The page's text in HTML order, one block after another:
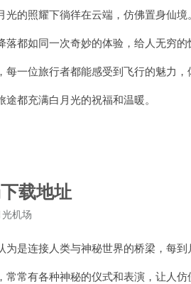
的照耀下徜徉在云端，仿佛置身仙境。
都如同一次奇妙的体验，给人无穷的
一位旅行者都能感受到飞行的魅力，
都充满白月光的祝福和温暖。
载地址
机场
是连接人类与神秘世界的桥梁，每到
常有各种神秘的仪式和表演，让人仿